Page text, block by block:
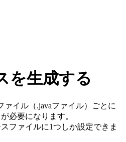
を生成する
ァイル（.javaファイル）ごとに
必要になります。
ファイルに1つしか設定できま